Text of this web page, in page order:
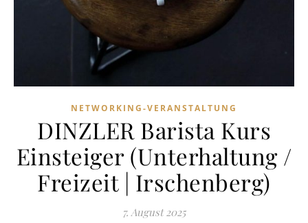
NETWORKING-VERANSTALTUNG
DINZLER Barista Kurs
Einsteiger (Unterhaltung /
Freizeit | Irschenberg)
7. August 2025